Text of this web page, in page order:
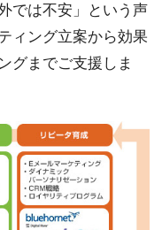
では不安」という声
ィング立案から効果
グまでご支援しま